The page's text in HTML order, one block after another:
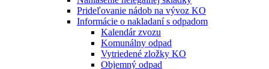
Prideľovanie nádob na vývoz KO
Informácie o nakladaní s odpadom
Kalendár zvozu
Komunálny odpad
Vytriedené zložky KO
Objemný odpad